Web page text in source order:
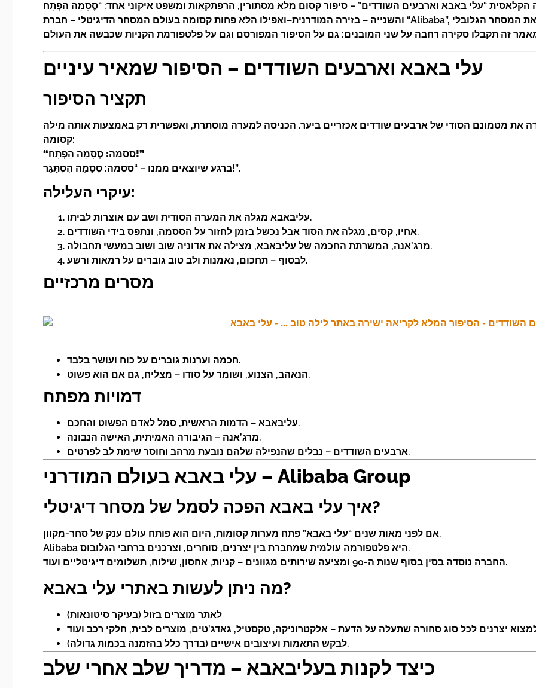
עלי באבא וארבעים השודדים – הסיפור שמאיר עיניים
תקציר הסיפור
את מטמונם הסודי של ארבעים שודדים אכזריים ביער. הכניסה למערה מוסתרת, ואפשרית רק באמצעות אותה מילה
קסומה:
“ססמה: סֶסָמֵה הֵפְתָח!”
ברגע שיוצאים ממנו – “ססמה: סֶסָמֵה הִסְתָּגֵר!”.
עיקרי העלילה:
עליבאבא מגלה את המערה הסודית ושב עם אוצרות לביתו.
אחיו, קסים, מגלה את הסוד אבל נכשל בזמן לחזור על הססמה, ונתפס בידי השודדים.
מרג’אנה, המשרתת החכמה של עליבאבא, מצילה את אדוניה שוב ושוב במעשי תחבולה.
לבסוף – תחכום, נאמנות ולב טוב גוברים על רמאות ורשע.
מסרים מרכזיים
חכמה וערנות גוברים על כוח ועושר בלבד.
הנאהב, הצנוע, ושומר על סודו – מצליח, גם אם הוא פשוט.
דמויות מפתח
עליבאבא – הדמות הראשית, סמל לאדם הפשוט והחכם.
מרג’אנה – הגיבורה האמיתית, האישה הנבונה.
ארבעים השודדים – נבלים שהנפילה שלהם נובעת מרהב וחוסר שימת לב לפרטים.
עלי באבא בעולם המודרני – Alibaba Group
איך עלי באבא הפכה לסמל של מסחר דיגיטלי?
אם לפני מאות שנים “עלי באבא” פתח מערות קסומות, היום הוא פותח עולם ענק של סחר-מקוון.
Alibaba היא פלטפורמה עולמית שמחברת בין יצרנים, סוחרים, וצרכנים ברחבי הגלובוס.
החברה נוסדה בסין בסוף שנות ה-90 ומציעה שירותים מגוונים – קניות, אחסון, שילוח, תשלומים דיגיטליים ועוד.
מה ניתן לעשות באתרי עלי באבא?
לאתר מוצרים בזול (בעיקר סיטונאות)
לבקש התאמות ועיצובים אישיים (בדרך כלל בהזמנה בכמות גדולה).
כיצד לקנות בעליבאבא – מדריך שלב אחרי שלב